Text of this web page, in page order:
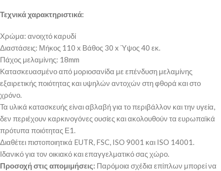
Τεχνικά χαρακτηριστικά:
Χρώμα: ανοιχτό καρυδί
Διαστάσεις: Μήκος 110 x Βάθος 30 x Ύψος 40 εκ.
Πάχος μελαμίνης: 18mm
Κατασκευασμένο από μοριοσανίδα με επένδυση μελαμίνης
εξαιρετικής ποιότητας και υψηλών αντοχών στη φθορά και στο
χρόνο.
Τα υλικά κατασκευής είναι αβλαβή για το περιβάλλον και την υγεία,
δεν περιέχουν καρκινογόνες ουσίες και ακολουθούν τα ευρωπαϊκά
πρότυπα ποιότητας Ε1.
Διαθέτει πιστοποιητικά EUTR, FSC, ISO 9001 και ISO 14001.
Ιδανικό για τον οικιακό και επαγγελματικό σας χώρο.
Προσοχή στις απομιμήσεις: Παρόμοια σχέδια επίπλων μπορεί να